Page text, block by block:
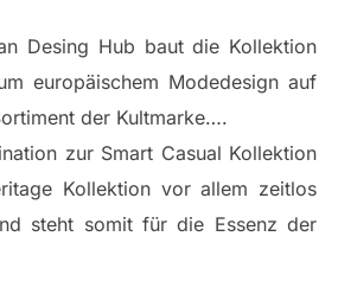
Desing Hub baut die Kollektion
europäischem Modedesign auf
der Kultmarke….
zur Smart Casual Kollektion
Kollektion vor allem zeitlos
steht somit für die Essenz der